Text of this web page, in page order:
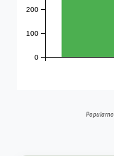
0
100
200